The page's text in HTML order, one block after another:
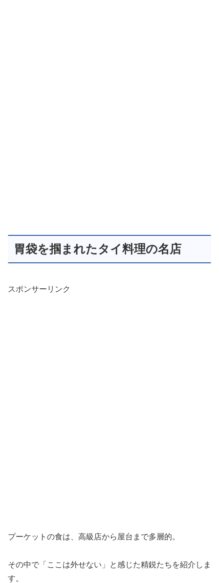
胃袋を掴まれたタイ料理の名店
スポンサーリンク
プーケットの食は、高級店から屋台まで多層的。
その中で「ここは外せない」と感じた精鋭たちを紹介しま
す。